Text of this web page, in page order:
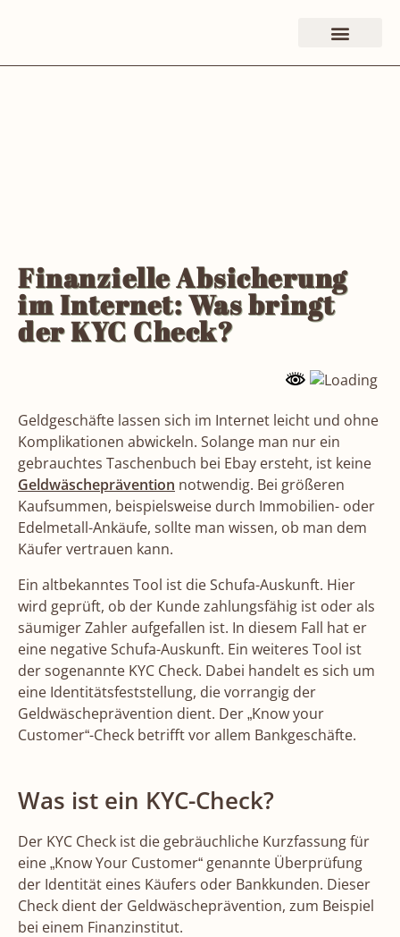
Finanzielle Absicherung
im Internet: Was bringt
der KYC Check?
Geldgeschäfte lassen sich im Internet leicht und ohne
Komplikationen abwickeln. Solange man nur ein
gebrauchtes Taschenbuch bei Ebay ersteht, ist keine
Geldwäscheprävention notwendig. Bei größeren
Kaufsummen, beispielsweise durch Immobilien- oder
Edelmetall-Ankäufe, sollte man wissen, ob man dem
Käufer vertrauen kann.
Ein altbekanntes Tool ist die Schufa-Auskunft. Hier
wird geprüft, ob der Kunde zahlungsfähig ist oder als
säumiger Zahler aufgefallen ist. In diesem Fall hat er
eine negative Schufa-Auskunft. Ein weiteres Tool ist
der sogenannte KYC Check. Dabei handelt es sich um
eine Identitätsfeststellung, die vorrangig der
Geldwäscheprävention dient. Der „Know your
Customer“-Check betrifft vor allem Bankgeschäfte.
Was ist ein KYC-Check?
Der KYC Check ist die gebräuchliche Kurzfassung für
eine „Know Your Customer“ genannte Überprüfung
der Identität eines Käufers oder Bankkunden. Dieser
Check dient der Geldwäscheprävention, zum Beispiel
bei einem Finanzinstitut.